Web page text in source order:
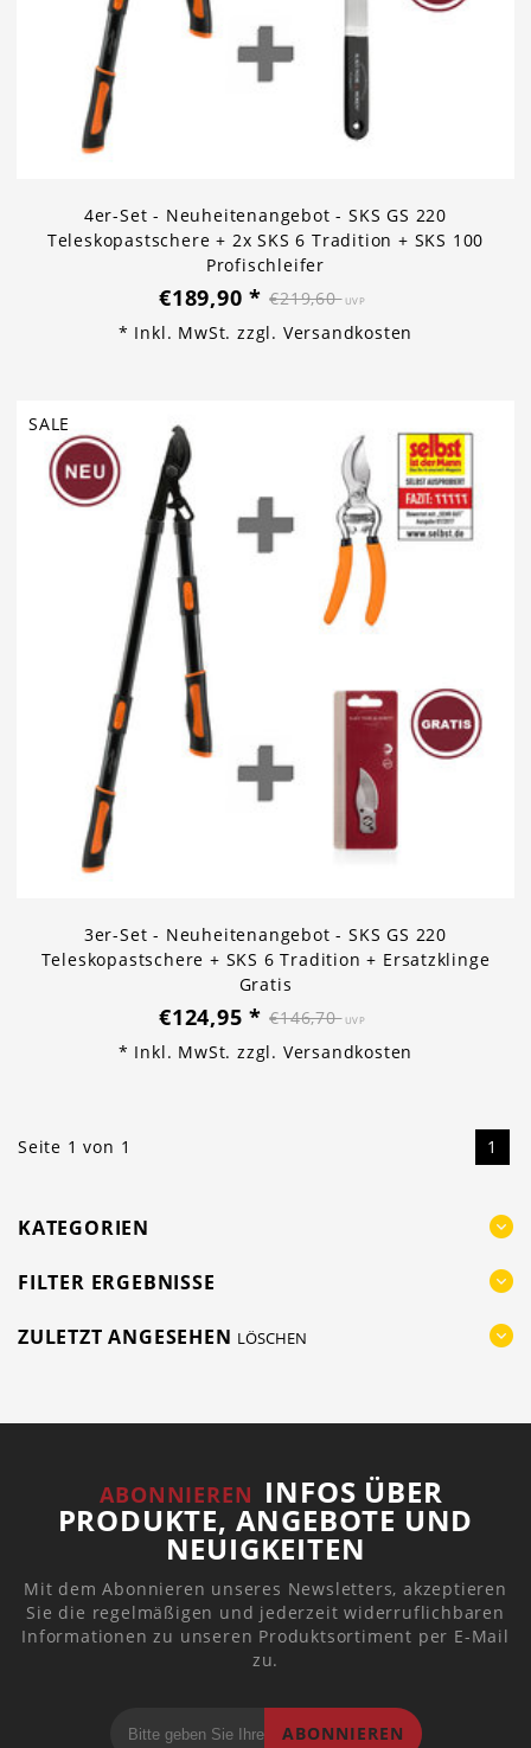
4er-Set - Neuheitenangebot - SKS GS 220
Teleskopastschere + 2x SKS 6 Tradition + SKS 100
Profischleifer
€189,90* €219,60 UVP
* Inkl. MwSt. zzgl. Versandkosten
3er-Set - Neuheitenangebot - SKS GS 220
Teleskopastschere + SKS 6 Tradition + Ersatzklinge
Gratis
€124,95* €146,70 UVP
* Inkl. MwSt. zzgl. Versandkosten
SALE
Seite 1 von 1 1
KATEGORIEN
FILTER ERGEBNISSE
ZULETZT ANGESEHEN LÖSCHEN
ABONNIEREN INFOS ÜBER
PRODUKTE, ANGEBOTE UND
NEUIGKEITEN
Mit dem Abonnieren unseres Newsletters, akzeptieren
Sie die regelmäßigen und jederzeit widerruflichbaren
Informationen zu unseren Produktsortiment per E-Mail
zu.
ABONNIEREN